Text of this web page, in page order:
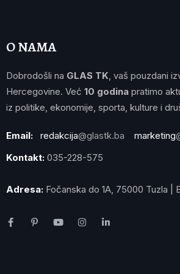
O NAMA
Dobrodošli na GLAS TK, vaš pouzdani
Hercegovine. Već 10 godina pratimo
iz politike, ekonomije, sporta, kulture i
Email: redakcija@glastk.ba marketing
Kontakt: 035-228-575
Adresa: Fočanska do 1A, 75000 Tuzla |